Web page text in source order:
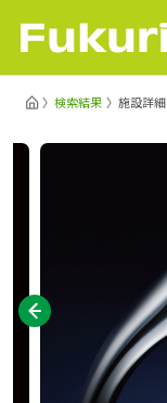
検索結果 施設詳細